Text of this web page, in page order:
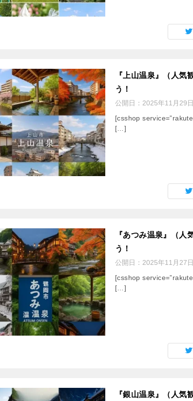
『上山温泉』（人気
う！
公開日： 2025年11月29日
[csshop
[…]
『あつみ温泉』（人
う！
公開日： 2025年11月27日
[csshop
[…]
『銀山温泉』（人気